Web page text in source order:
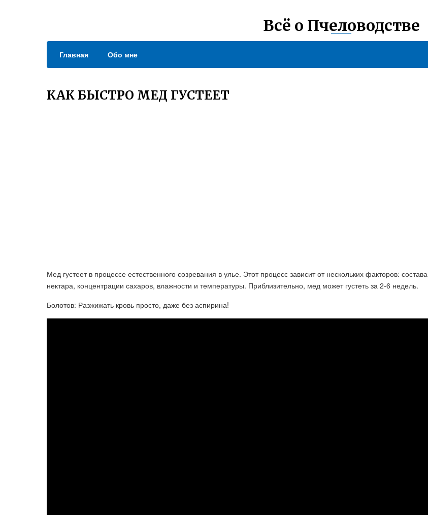
Всё о Пчеловодстве
Главная Обо мне
КАК БЫСТРО МЕД ГУСТЕЕТ
Мед густеет в процессе естественного созревания в улье. Этот процесс зависит от нескольких факторов: состава
нектара, концентрации сахаров, влажности и температуры. Приблизительно, мед может густеть за 2-6 недель.
Болотов: Разжижать кровь просто, даже без аспирина!